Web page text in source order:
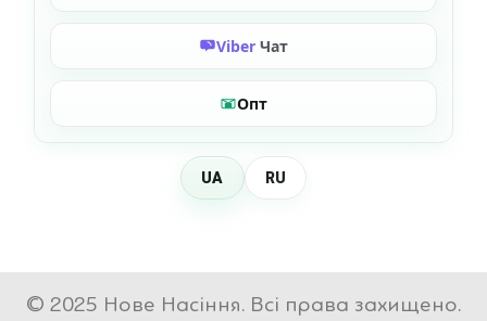
Viber Чат
Опт
UA RU
© 2025 Нове Насіння. Всі права захищено.